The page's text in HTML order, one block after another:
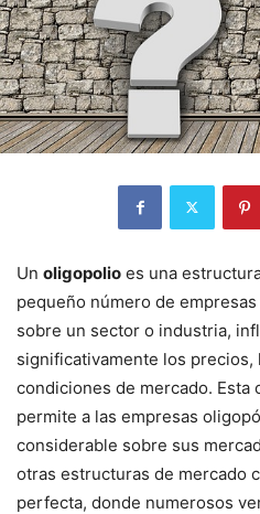
Un oligopolio es una
pequeño número de
sobre un sector o industria,
significativamente los precios,
condiciones de mercado. Esta
permite a las empresas
considerable sobre sus
otras estructuras de mercado
perfecta, donde numerosos